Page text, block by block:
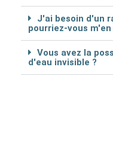
J'ai besoin d'un
pourriez-vous
Vous avez la
d'eau invisible ?